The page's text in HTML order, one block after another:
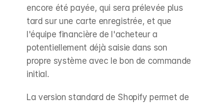
encore été payée, qui sera prélevée plus
tard sur une carte enregistrée, et que
l'équipe financière de l'acheteur a
potentiellement déjà saisie dans son
propre système avec le bon de commande
initial.
La version standard de Shopify permet de